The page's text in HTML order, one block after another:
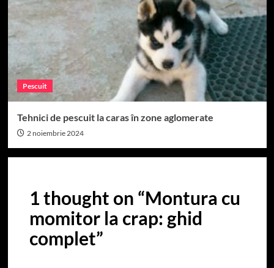
Pescuit
Tehnici de pescuit la caras în zone aglomerate
2 noiembrie 2024
1 thought on “Montura cu
momitor la crap: ghid
complet”